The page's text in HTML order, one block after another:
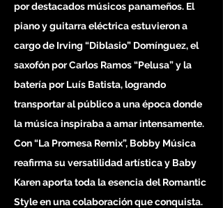
por destacados músicos panameños. El
piano y guitarra eléctrica estuvieron a
cargo de Irving “Diblasio” Domínguez, el
saxofón por Carlos Ramos “Pelusa” y la
batería por Luís Batista, logrando
transportar al público a una época donde
la música inspiraba a amar intensamente.
Con “La Promesa Remix”, Bobby Música
reafirma su versatilidad artística y Baby
Karen aporta toda la esencia del Romantic
Style en una colaboración que conquista.